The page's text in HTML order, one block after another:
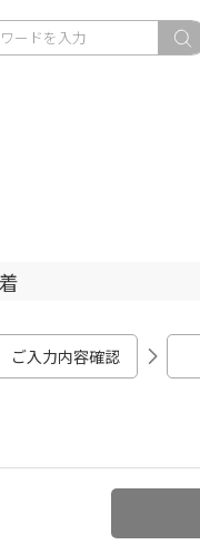
ご入力内容確認